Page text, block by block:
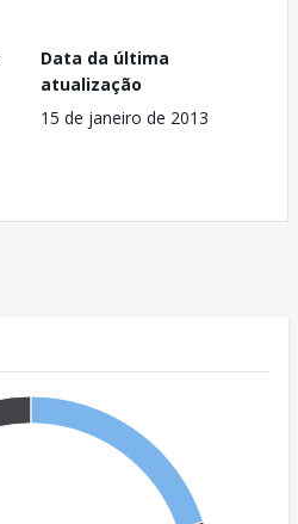
Data da última
atualização
15 de janeiro de 2013